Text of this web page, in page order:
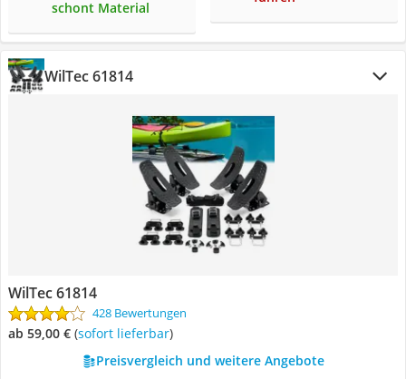
schont Material
WilTec 61814
WilTec 61814
428 Bewertungen
ab 59,00 € ( Sofort lieferbar)
Preisvergleich und weitere Angebote